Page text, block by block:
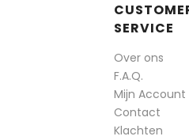
SERVICE
Over ons
F.A.Q.
Mijn Account
Contact
Klachten